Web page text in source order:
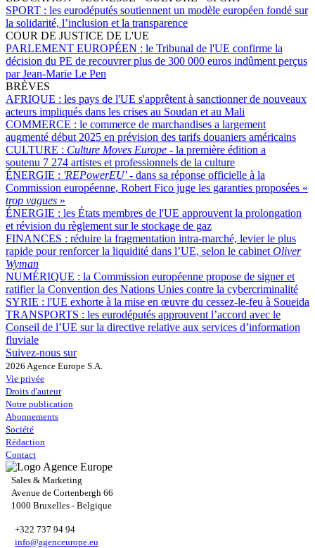
SPORT : les eurodéputés soutiennent un modèle européen fondé sur
la solidarité, l’inclusion et la transparence
COUR DE JUSTICE DE L'UE
PARLEMENT EUROPÉEN : le Tribunal de l'UE confirme la
décision du PE de recouvrer plus de 300 000 euros indûment perçus
par Jean-Marie Le Pen
BRÈVES
AFRIQUE : les pays de l'UE s'apprêtent à sanctionner de nouveaux
acteurs impliqués dans les crises au Soudan et au Mali
COMMERCE : le commerce de marchandises a largement
augmenté début 2025 en prévision des tarifs douaniers américains
CULTURE : Culture Moves Europe - la première édition a
soutenu 7 274 artistes et professionnels de la culture
ÉNERGIE : 'REPowerEU' - dans sa réponse officielle à la
Commission européenne, Robert Fico juge les garanties proposées «
trop vagues »
ÉNERGIE : les États membres de l'UE approuvent la prolongation
et révision du règlement sur le stockage de gaz
FINANCES : réduire la fragmentation intra-marché, levier le plus
rapide pour renforcer la liquidité dans l’UE, selon le cabinet Oliver
Wyman
NUMÉRIQUE : la Commission européenne propose de signer et
ratifier la Convention des Nations Unies contre la cybercriminalité
SYRIE : l'UE exhorte à la mise en œuvre du cessez-le-feu à Soueida
TRANSPORTS : les eurodéputés approuvent l’accord avec le
Conseil de l’UE sur la directive relative aux services d’information
fluviale
Suivez-nous sur
2026 Agence Europe S.A.
Vie privée
Droits d'auteur
Notre publication
Abonnements
Société
Rédaction
Contact
Sales & Marketing
Avenue de Cortenbergh 66
1000 Bruxelles - Belgique
+322 737 94 94
info@agenceurope.eu